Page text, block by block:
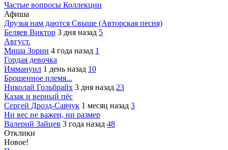
Частые вопросы Коллекции
Афиша
Друзья нам даются Свыше (Авторская песня)
Беляев Виктор 3 дня назад 5
Август.
Миша Зорин 4 года назад 1
Гордая девочка
Иммануил 1 день назад 10
Брошенное племя...
Николай Гольбрайх 3 дня назад 23
Казак и верный пёс
Сергей Дрозд-Савчук 1 месяц назад 3
Ни вес не важен, ни размер
Валерий Зайцев 3 года назад 48
Отклики
Новое!